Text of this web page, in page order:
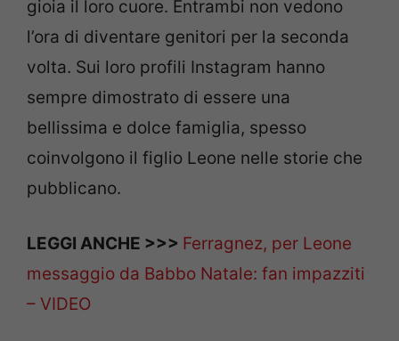
gioia il loro cuore. Entrambi non vedono
l’ora di diventare genitori per la seconda
volta. Sui loro profili Instagram hanno
sempre dimostrato di essere una
bellissima e dolce famiglia, spesso
coinvolgono il figlio Leone nelle storie che
pubblicano.
LEGGI ANCHE >>> Ferragnez, per Leone
messaggio da Babbo Natale: fan impazziti
– VIDEO